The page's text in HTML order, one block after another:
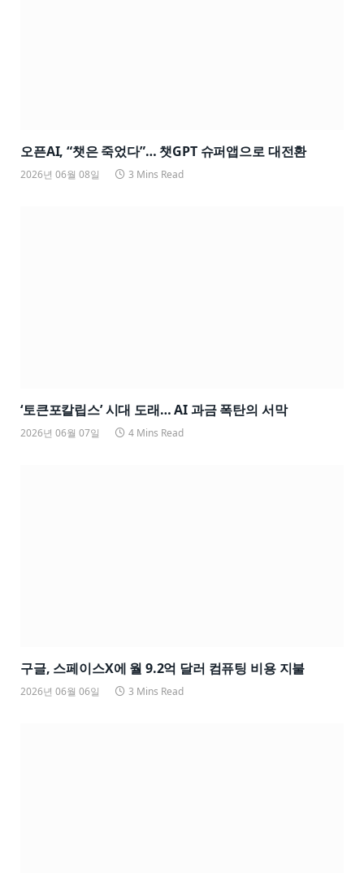
오픈AI, “챗은 죽었다”… 챗GPT 슈퍼앱으로 대전환
2026년 06월 08일 3 Mins Read
‘토큰포칼립스’ 시대 도래… AI 과금 폭탄의 서막
2026년 06월 07일 4 Mins Read
구글, 스페이스X에 월 9.2억 달러 컴퓨팅 비용 지불
2026년 06월 06일 3 Mins Read